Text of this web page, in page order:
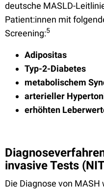
deutsche MASLD-
Patient:innen mit
Screening:5
Adipositas
Typ-2-Diabetes
metabolischem
arterieller
erhöhten
invasive Tests
Die Diagnose von